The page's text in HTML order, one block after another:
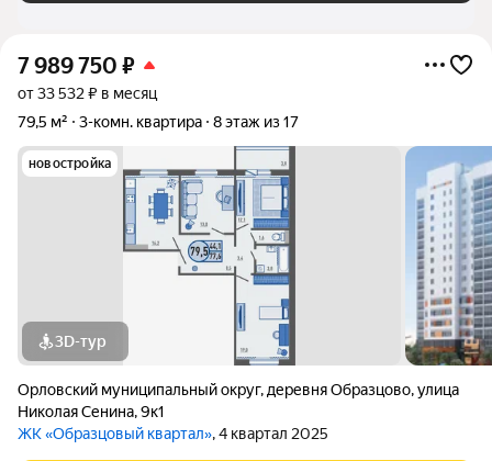
7 989 750 ₽
от 33 532 ₽ в месяц
79,5 м²
3-комн. квартира 8 этаж из 17
новостройка
3D-тур
Орловский муниципальный округ, деревня Образцово,улица
Николая Сенина,9к1
ЖК «Образцовый квартал», 4 квартал 2025